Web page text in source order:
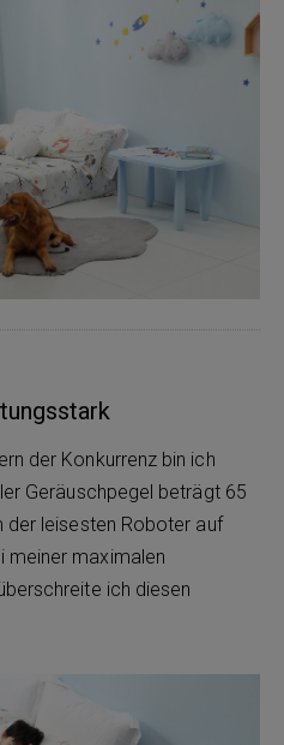
der Konkurrenz bin ich
Geräuschpegel beträgt 65
der leisesten Roboter auf
meiner maximalen
ich diesen